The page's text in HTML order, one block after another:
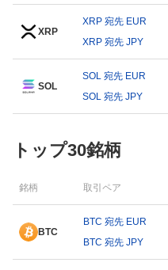
XRP
XRP 宛先 EUR
XRP 宛先 JPY
SOL
SOL 宛先 EUR
SOL 宛先 JPY
トップ30銘柄
銘柄 取引ペア
BTC
BTC 宛先 EUR
BTC 宛先 JPY